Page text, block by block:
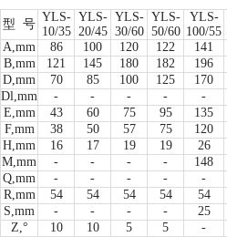
型 号
YLS-
10/35
YLS-
20/45
YLS-
30/60
YLS-
50/60
YLS-
100/55
A,mm
86 100 120 122 141
B,mm
121 145 180 182 196
D,mm
70 85 100 125 170
Dl,mm
- - - - -
E,mm
43 60 75 95 135
F,mm
38 50 57 75 120
H,mm
16 17 19 19 26
M,mm
- - - - 148
Q,mm
- - - - -
R,mm
54 54 54 54 54
S,mm
- - - - 25
Z,°
10 10 5 5 -